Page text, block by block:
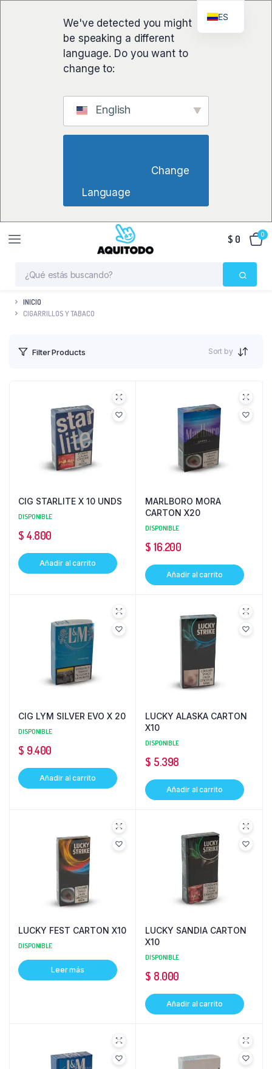
We've detected you might
be speaking a different
language. Do you want to
change to:
English
Language
$ 0 0
INICIO
CIGARRILLOS Y TABACO
Filter Products Sort by
CIG STARLITE X 10 UNDS
DISPONIBLE
$ 4.800
Añadir al carrito
MARLBORO MORA
CARTON X20
DISPONIBLE
$ 16.200
Añadir al carrito
CIG LYM SILVER EVO X 20
DISPONIBLE
$ 9.400
Añadir al carrito
LUCKY ALASKA CARTON
X10
DISPONIBLE
$ 5.398
Añadir al carrito
LUCKY FEST CARTON X10
DISPONIBLE
Leer más
LUCKY SANDIA CARTON
X10
DISPONIBLE
$ 8.000
Añadir al carrito
ES